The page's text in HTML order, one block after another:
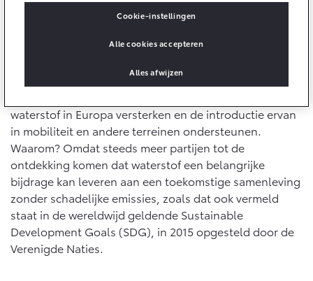
Vanaf € 39.995,-
OOK ALS PLUG-IN
Vanaf € 36.495,-
Toyota C-HR+
BATTERIJ-ELEKTRISCH
RAV4
10 jaar batterijgarantie
Onderdelen & Accessoires
Onderdelen
Accessoires
Banden
Connected
Connected Services
MyToyota login
Energie en slim laden
Toyota Hybride Autoverzekering
De Toyota Fuel Business Group is gevestigd in Brussel
waterstof in Europa versterken en de introductie ervan
in mobiliteit en andere terreinen ondersteunen.
Waarom? Omdat steeds meer partijen tot de
ontdekking komen dat waterstof een belangrijke
bijdrage kan leveren aan een toekomstige samenleving
zonder schadelijke emissies, zoals dat ook vermeld
staat in de wereldwijd geldende Sustainable
Development Goals (SDG), in 2015 opgesteld door de
Verenigde Naties.
Cookie-instellingen
Alles afwijzen
Alle cookies accepteren